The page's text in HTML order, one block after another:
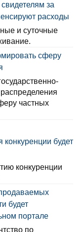
за
расходы
и суточные
сферу
частных
конкуренции будет
конкуренции
будет
портале
по